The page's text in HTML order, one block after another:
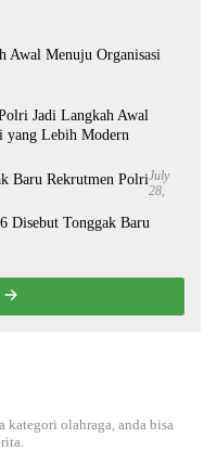
Jadi Langkah Awal
yang Lebih Modern
July
28,
Disebut Tonggak Baru
olahraga, anda bisa